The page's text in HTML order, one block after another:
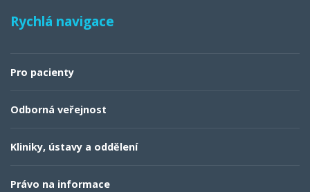
Rychlá navigace
Pro pacienty
Odborná veřejnost
Kliniky, ústavy a oddělení
Právo na informace